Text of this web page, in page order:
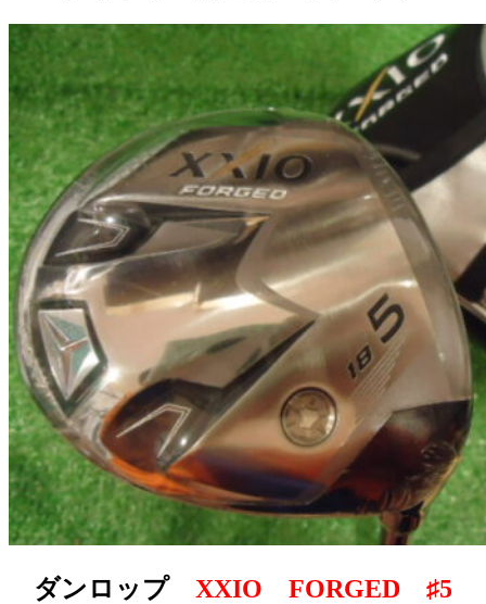
ダンロップ XXIO FORGED ♯5